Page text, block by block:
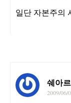
일단 자본주의
쉐아르
2009/06/